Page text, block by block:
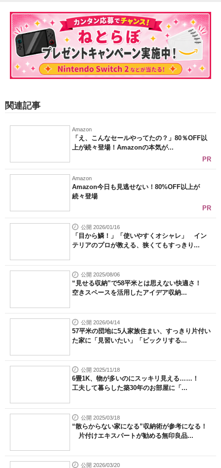
関連記事
Amazon
「え、こんなセールやってたの？」80％OFF以
上が続々登場！Amazonの本気が...
PR
Amazon
Amazon今日も見逃せない！80%OFF以上が
続々登場
PR
公開 2026/01/16
「目から鱗！」「使いやすくオシャレ」 イン
テリアのプロが教える、狭くてもすっきり...
公開 2025/08/06
“見せる収納”で58平米とは思えない快適さ！
空きスペースを活用したアイデア収納...
公開 2026/04/14
57平米の団地に5人家族住まい、すっきり片付い
た家に「見習いたい」「ビックリする...
公開 2025/11/18
6畳1K、物が多いのにスッキリ見える……！
工夫して暮らした築30年のお部屋に「...
公開 2025/03/18
“散らからない家になる”収納術が参考になる！
片付けエキスパートが勧める無印良品...
公開 2026/03/20